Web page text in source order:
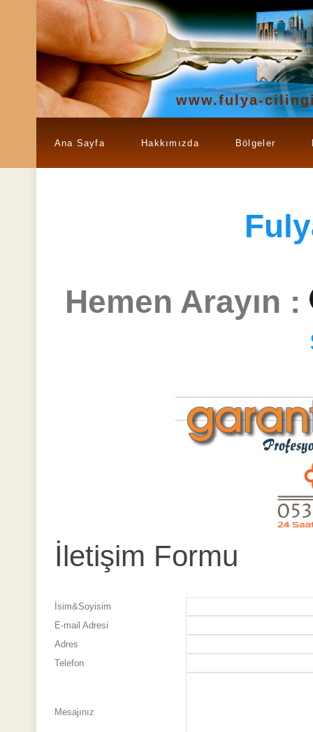
www.fulya-
Ana Sayfa Hakkımızda Bölgeler
Hemen Arayın :
İletişim Formu
İsim&Soyisim
E-mail Adresi
Adres
Telefon
Mesajınız